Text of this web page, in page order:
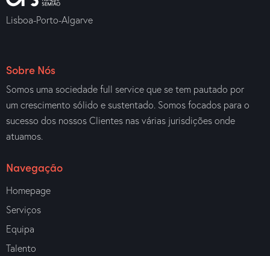
Lisboa-Porto-Algarve
Sobre Nós
Somos uma sociedade full service que se tem pautado por
um crescimento sólido e sustentado. Somos focados para o
sucesso dos nossos Clientes nas várias jurisdições onde
atuamos.
Navegação
Homepage
Serviços
Equipa
Talento